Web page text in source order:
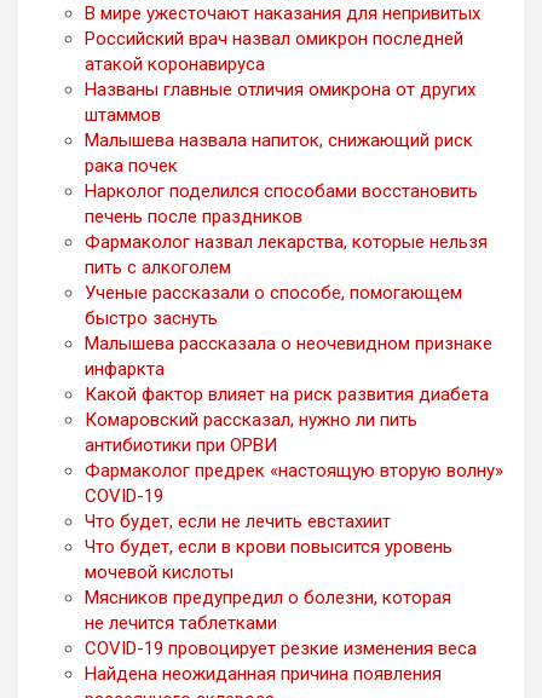
В мире ужесточают наказания для непривитых
Российский врач назвал омикрон последней
атакой коронавируса
Названы главные отличия омикрона от других
штаммов
Малышева назвала напиток, снижающий риск
рака почек
Нарколог поделился способами восстановить
печень после праздников
Фармаколог назвал лекарства, которые нельзя
пить с алкоголем
Ученые рассказали о способе, помогающем
быстро заснуть
Малышева рассказала о неочевидном признаке
инфаркта
Какой фактор влияет на риск развития диабета
Комаровский рассказал, нужно ли пить
антибиотики при ОРВИ
Фармаколог предрек «настоящую вторую волну»
COVID-19
Что будет, если не лечить евстахиит
Что будет, если в крови повысится уровень
мочевой кислоты
Мясников предупредил о болезни, которая
не лечится таблетками
COVID-19 провоцирует резкие изменения веса
Найдена неожиданная причина появления